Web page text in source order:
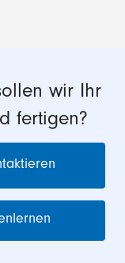
wir Ihr
fertigen?